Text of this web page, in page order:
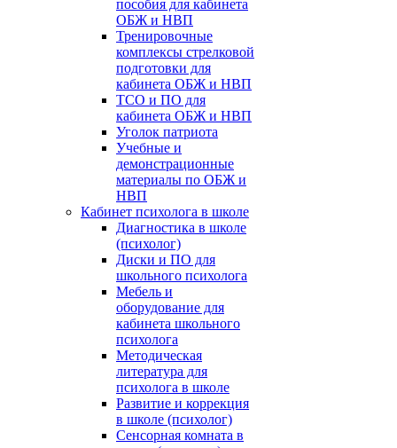
пособия для кабинета
ОБЖ и НВП
Тренировочные
комплексы стрелковой
подготовки для
кабинета ОБЖ и НВП
ТСО и ПО для
кабинета ОБЖ и НВП
Уголок патриота
Учебные и
демонстрационные
материалы по ОБЖ и
НВП
Кабинет психолога в школе
Диагностика в школе
(психолог)
Диски и ПО для
школьного психолога
Мебель и
оборудование для
кабинета школьного
психолога
Методическая
литература для
психолога в школе
Развитие и коррекция
в школе (психолог)
Сенсорная комната в